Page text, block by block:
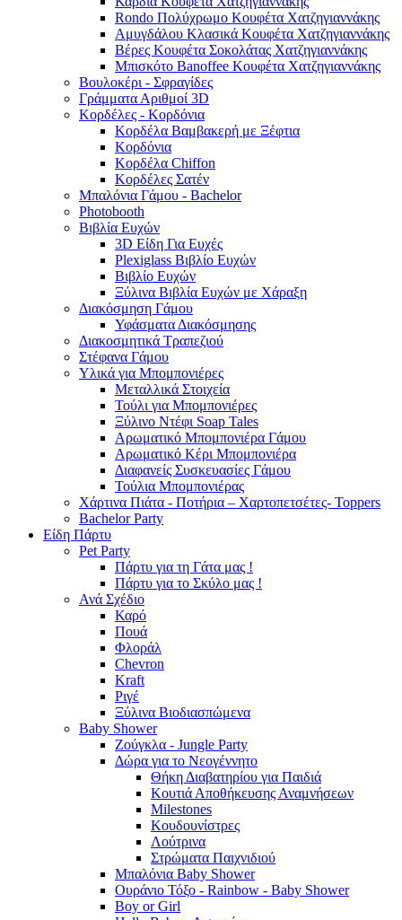
Rondo Πολύχρωμο Κουφέτα Χατζηγιαννάκης
Αμυγδάλου Κλασικά Κουφέτα Χατζηγιαννάκης
Βέρες Κουφέτα Σοκολάτας Χατζηγιαννάκης
Μπισκότο Banoffee Κουφέτα Χατζηγιαννάκης
Βουλοκέρι - Σφραγίδες
Γράμματα Αριθμοί 3D
Κορδέλες - Κορδόνια
Κορδέλα Βαμβακερή με Ξέφτια
Κορδόνια
Κορδέλα Chiffon
Κορδέλες Σατέν
Μπαλόνια Γάμου - Bachelor
Photobooth
Βιβλία Ευχών
3D Είδη Για Ευχές
Plexiglass Βιβλίο Ευχών
Βιβλίο Ευχών
Ξύλινα Βιβλία Ευχών με Χάραξη
Διακόσμηση Γάμου
Υφάσματα Διακόσμησης
Διακοσμητικά Τραπεζιού
Στέφανα Γάμου
Υλικά για Μπομπονιέρες
Μεταλλικά Στοιχεία
Τούλι για Μπομπονιέρες
Ξύλινο Ντέφι Soap Tales
Αρωματικό Μπομπονιέρα Γάμου
Αρωματικό Κέρι Μπομπονιέρα
Διαφανείς Συσκευασίες Γάμου
Τούλια Μπομπονιέρας
Χάρτινα Πιάτα - Ποτήρια – Χαρτοπετσέτες- Toppers
Bachelor Party
Είδη Πάρτυ
Pet Party
Πάρτυ για τη Γάτα μας !
Πάρτυ για το Σκύλο μας !
Ανά Σχέδιο
Καρό
Πουά
Φλοράλ
Chevron
Kraft
Ριγέ
Ξύλινα Βιοδιασπώμενα
Baby Shower
Ζούγκλα - Jungle Party
Δώρα για το Νεογέννητο
Θήκη Διαβατηρίου για Παιδιά
Κουτιά Αποθήκευσης Αναμνήσεων
Milestones
Κουδουνίστρες
Λούτρινα
Στρώματα Παιχνιδιού
Μπαλόνια Baby Shower
Ουράνιο Τόξο - Rainbow - Baby Shower
Boy or Girl